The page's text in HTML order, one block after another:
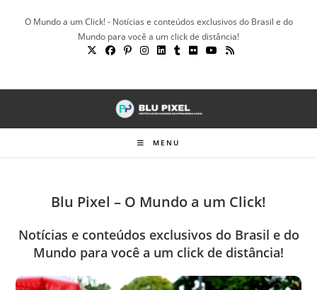
O Mundo a um Click! - Notícias e conteúdos exclusivos do Brasil e do
Mundo para você a um click de distância!
MENU
Blu Pixel – O Mundo a um Click!
Notícias e conteúdos exclusivos do Brasil e do
Mundo para você a um click de distância!